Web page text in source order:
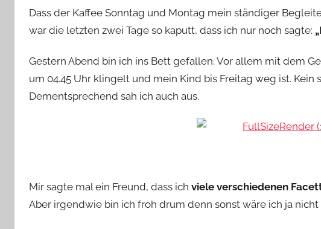
Dass der Kaffee Sonntag und Montag mein ständiger
war die letzten zwei Tage so kaputt, dass ich nur noch sagte:
Gestern Abend bin ich ins Bett gefallen. Vor allem mit dem
um 04.45 Uhr klingelt und mein Kind bis Freitag weg ist. Kein
Dementsprechend sah ich auch aus.
Mir sagte mal ein Freund, dass ich viele verschiedenen
Aber irgendwie bin ich froh drum denn sonst wäre ich ja nicht